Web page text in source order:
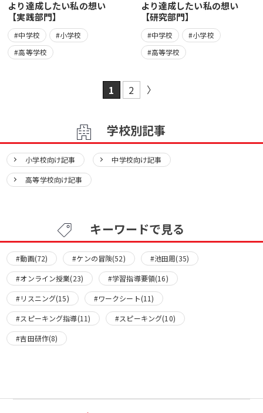
より達成したい私の想い
【実践部門】
#中学校
#小学校
#高等学校
より達成したい私の想い
【研究部門】
#中学校
#小学校
#高等学校
1 2
学校別記事
小学校向け記事
中学校向け記事
高等学校向け記事
キーワードで見る
#動画(72) #ケンの冒険(52)
#池田周(35)
#オンライン授業(23)
#学習指導要領(16)
#リスニング(15)
#ワークシート(11)
#スピーキング指導(11)
#スピーキング(10)
#吉田研作(8)